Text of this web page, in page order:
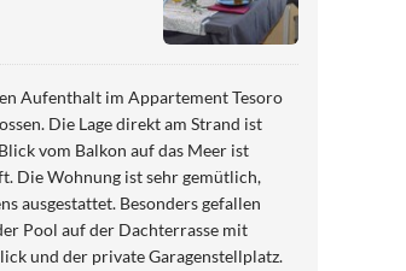
Aufenthalt im Appartement Tesoro
Die Lage direkt am Strand ist
vom Balkon auf das Meer ist
Die Wohnung ist sehr gemütlich,
ausgestattet. Besonders gefallen
Pool auf der Dachterrasse mit
und der private Garagenstellplatz.